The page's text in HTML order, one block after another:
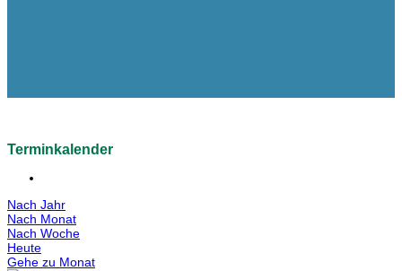
Terminkalender
Nach Jahr
Nach Monat
Nach Woche
Heute
Gehe zu Monat